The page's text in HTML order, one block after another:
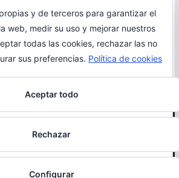
Correr en La Rioja
reservados.
y de terceros para garantizar el
web, medir su uso y mejorar nuestros
todas las cookies, rechazar las no
sus preferencias. Política de cookies
Aceptar todo
Rechazar
Configurar